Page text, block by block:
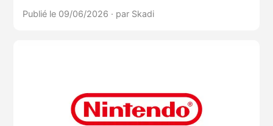
Publié le 09/06/2026 · par Skadi